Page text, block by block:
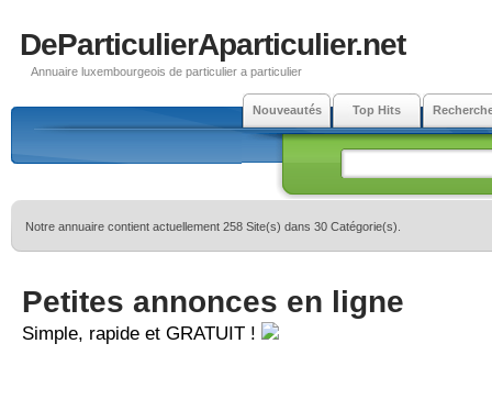
DeParticulierAparticulier.net
Annuaire luxembourgeois de particulier a particulier
Nouveautés Top Hits
Notre annuaire contient actuellement 258 Site(s) dans 30 Catégorie(s).
Petites annonces en ligne
Simple, rapide et GRATUIT !